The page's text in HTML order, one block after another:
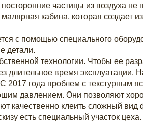
частицы из воздуха
кабина, которая создает
с помощью специального
детали.
технологии. Чтобы ее
длительное время
года проблем с текстурным
давлением. Они позволяют
качественно клеить сложный
есть специальный участок